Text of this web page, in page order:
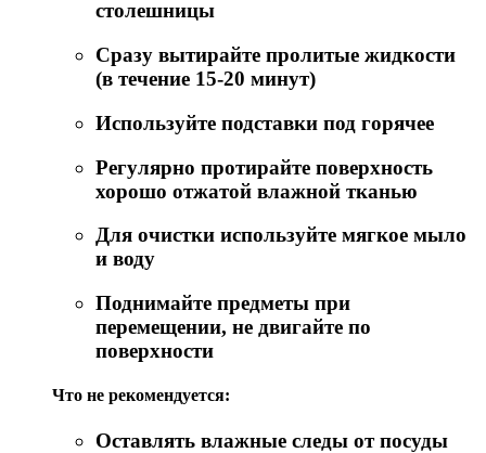
столешницы
Сразу вытирайте пролитые жидкости
(в течение 15-20 минут)
Используйте подставки под горячее
Регулярно протирайте поверхность
хорошо отжатой влажной тканью
Для очистки используйте мягкое мыло
и воду
Поднимайте предметы при
перемещении, не двигайте по
поверхности
Что не рекомендуется:
Оставлять влажные следы от посуды